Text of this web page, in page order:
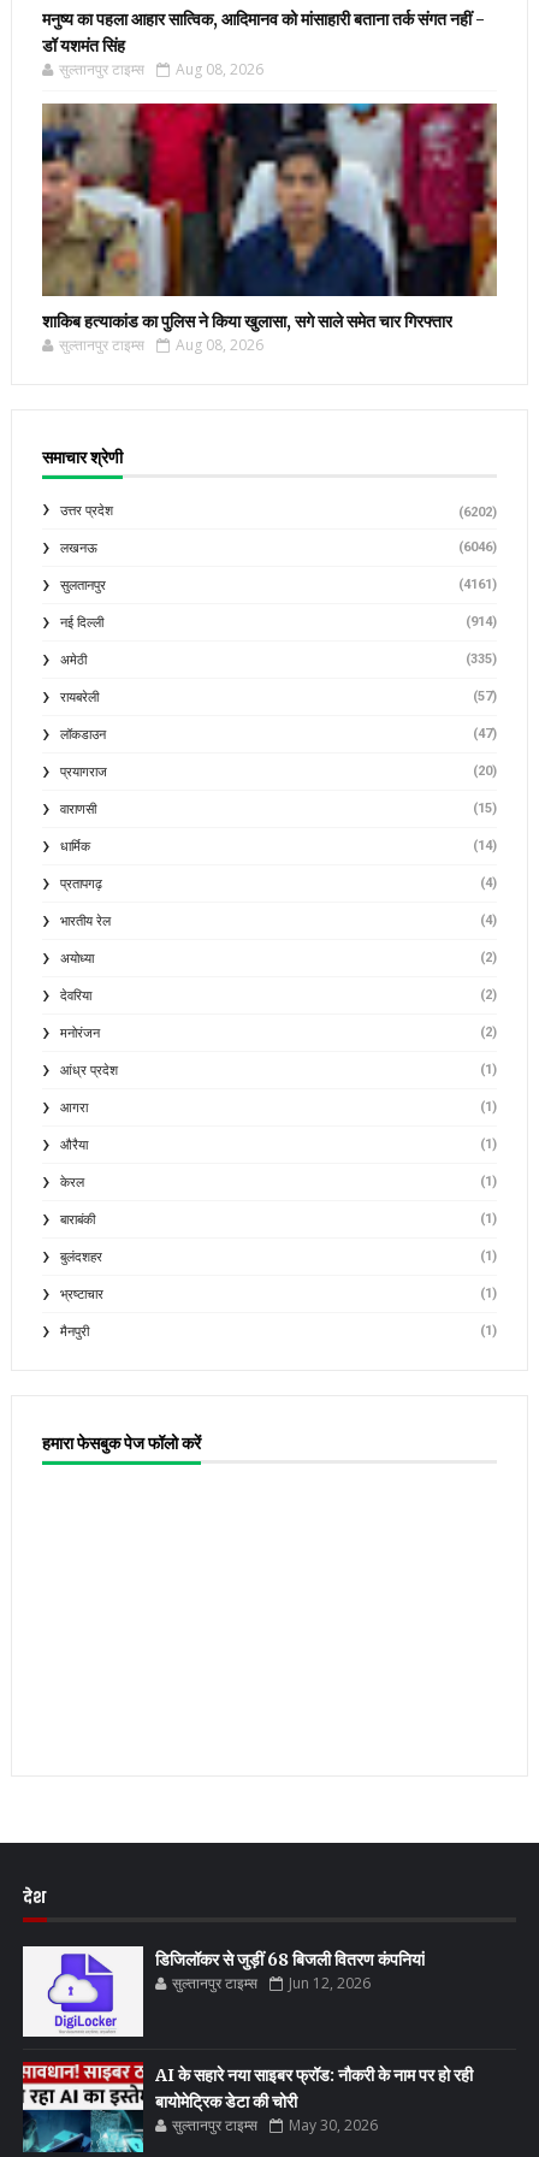
मनुष्य का पहला आहार सात्विक, आदिमानव को मांसाहारी बताना तर्क संगत नहीं -
डॉ यशमंत सिंह
सुल्तानपुर टाइम्स Aug 08, 2026
शाकिब हत्याकांड का पुलिस ने किया खुलासा, सगे साले समेत चार गिरफ्तार
सुल्तानपुर टाइम्स Aug 08, 2026
समाचार श्रेणी
उत्तर प्रदेश (6202)
लखनऊ (6046)
सुलतानपुर (4161)
नई दिल्ली (914)
अमेठी (335)
रायबरेली (57)
लॉकडाउन (47)
प्रयागराज (20)
वाराणसी (15)
धार्मिक (14)
प्रतापगढ़ (4)
भारतीय रेल (4)
अयोध्या (2)
देवरिया (2)
मनोरंजन (2)
आंध्र प्रदेश (1)
आगरा (1)
औरैया (1)
केरल (1)
बाराबंकी (1)
बुलंदशहर (1)
भ्रष्टाचार (1)
मैनपुरी (1)
हमारा फेसबुक पेज फॉलो करें
देश
डिजिलॉकर से जुड़ीं 68 बिजली वितरण कंपनियां
सुल्तानपुर टाइम्स Jun 12, 2026
AI के सहारे नया साइबर फ्रॉड: नौकरी के नाम पर हो रही
बायोमेट्रिक डेटा की चोरी
सुल्तानपुर टाइम्स May 30, 2026